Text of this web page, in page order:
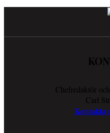
Chefredaktör
Carl
Kontakta